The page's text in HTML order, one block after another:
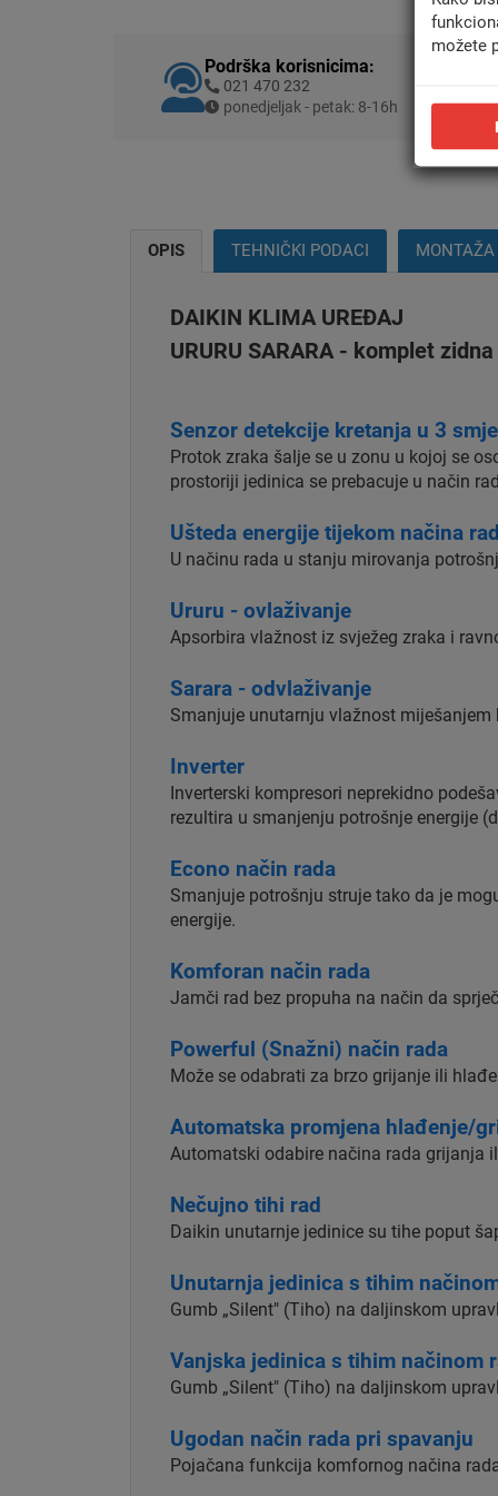
Podrška korisnicima:
021 470 232
ponedjeljak - petak: 8-16h
OPIS TEHNIČKI PODACI MONTAŽA
DAIKIN KLIMA UREĐAJ
URURU SARARA - komplet
Senzor detekcije kretanja u 3
Protok zraka šalje se u zonu u kojoj se
prostoriji jedinica se prebacuje u način
Ušteda energije tijekom načina
U načinu rada u stanju mirovanja
Ururu - ovlaživanje
Apsorbira vlažnost iz svježeg zraka i
Sarara - odvlaživanje
Smanjuje unutarnju vlažnost
Inverter
Inverterski kompresori neprekidno
rezultira u smanjenju potrošnje energije
Econo način rada
Smanjuje potrošnju struje tako da je
energije.
Komforan način rada
Jamči rad bez propuha na način da
Powerful (Snažni) način rada
Može se odabrati za brzo grijanje ili
Automatska promjena hlađenje/
Automatski odabire načina rada grijanja
Nečujno tihi rad
Daikin unutarnje jedinice su tihe poput
Unutarnja jedinica s tihim
Gumb „Silent" (Tiho) na daljinskom
Vanjska jedinica s tihim načinom
Gumb „Silent" (Tiho) na daljinskom
Ugodan način rada pri spavanju
Pojačana funkcija komfornog načina
možete